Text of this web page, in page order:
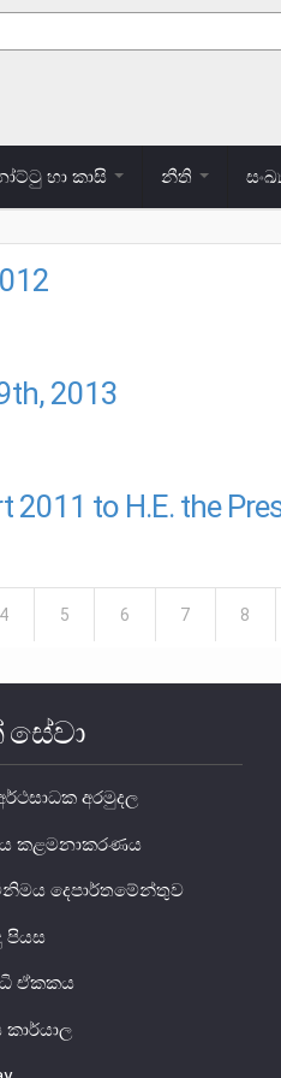
හා කාසි නීති
2013
to H.E. the
4 5 6 7 8
අරමුදල
කළමනාකරණය
දෙපාර්තමේන්තුව
පියස
ඒකකය
කාර්යාල